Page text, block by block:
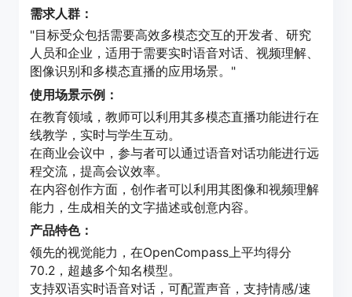
需求人群：
"目标受众包括需要高效多模态交互的开发者、研究
人员和企业，适用于需要实时语音对话、视频理解、
图像识别和多模态直播的应用场景。"
使用场景示例：
在教育领域，教师可以利用其多模态直播功能进行在
线教学，实时与学生互动。
在商业会议中，参与者可以通过语音对话功能进行远
程交流，提高会议效率。
在内容创作方面，创作者可以利用其图像和视频理解
能力，生成相关的文字描述或创意内容。
产品特色：
领先的视觉能力，在OpenCompass上平均得分
70.2，超越多个知名模型。
支持双语实时语音对话，可配置声音，支持情感/速